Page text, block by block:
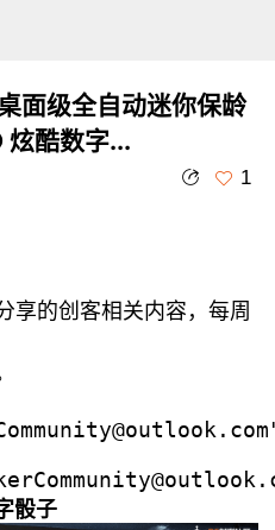
面级全自动迷你保龄
炫酷数字...
1
享的创客相关内容，每周
骰子